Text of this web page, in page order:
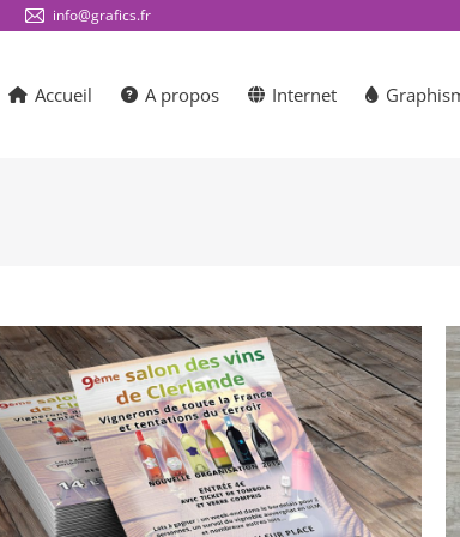
info@grafics.fr
Accueil A propos Internet